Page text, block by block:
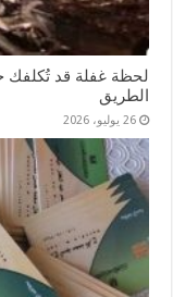
لحظة غفلة قد تُكلفك
الطريق
26 يوليو، 2026